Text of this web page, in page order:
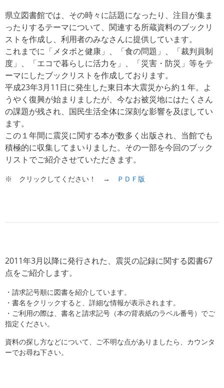
県立図書館では、その時々に話題になったり、注目が集ま
ったりするテーマについて、関連する所蔵資料のブックリ
ストを作成し、利用者のみなさんに提供しています。
これまでに「メタボと健康」、「食の問題」、「裁判員制
度」、「エコで暮らしに活力を」、「災害・防災」等をテ
ーマにしたブックリストを作成しております。
平成23年3月11日に発生した東日本大震災から約１年。よ
うやく復興が始まりましたが、今なお被災地にはたくさん
の課題が残され、国民生活全体に深刻な影響を及ぼしてい
ます。
この１年間に震災に関する本が数多く出版され、当館でも
積極的に収集してまいりました。その一部を今回のブック
リストでご紹介させていただきます。
※ クリックしてください！ → ＰＤＦ版
2011年3月以降に発行された、震災の記録に関する図書67
点をご紹介します。
・請求記号順に図書を紹介しています。
・書名をクリックすると、詳細な情報が表示されます。
・ご利用の際は、書名と請求記号（本の背表紙のラベル番号）でご
指定ください。
資料の探し方などについて、ご不明な点がありましたら、カウンタ
ーでお尋ね下さい。